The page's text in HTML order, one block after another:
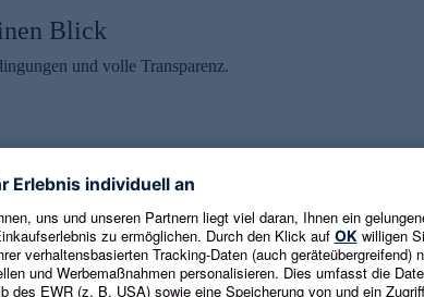
Blick
und volle Transparenz.
aktuelle Trends,
Dankeschön
ist jederzeit in
E-Mail-Adresse eingeben